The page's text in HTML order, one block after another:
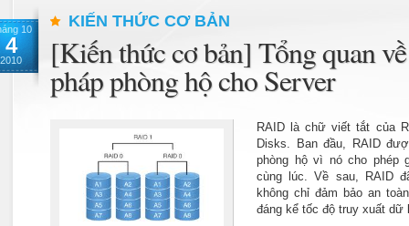
10
4
2010
KIẾN THỨC CƠ BẢN
[Kiến thức cơ bản] Tổng quan
pháp phòng hộ cho Server
RAID là chữ viết tắt của
Disks. Ban đầu, RAID
phòng hộ vì nó cho phép
cùng lúc. Về sau, RAID
không chỉ đảm bảo an
đáng kể tốc độ truy xuất